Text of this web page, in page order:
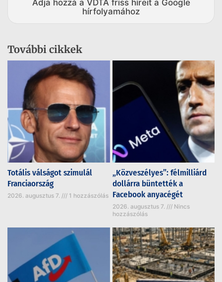
Adja hozzá a VDTA friss híreit a Google
hírfolyamához
További cikkek
Totális válságot szimulál
Franciaország
2026. augusztus 7. 1 hozzászólás
„Közveszélyes”: félmilliárd
dollárra büntették a
Facebook anyacégét
2026. augusztus 7.
Nincs
hozzászólás